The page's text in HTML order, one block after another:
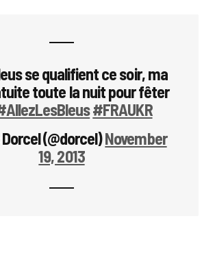
se qualifient ce soir, ma
toute la nuit pour fêter
#FRAUKR
(@dorcel)November
19, 2013